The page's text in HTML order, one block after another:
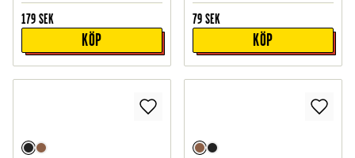
179 SEK
KÖP
79 SEK
KÖP